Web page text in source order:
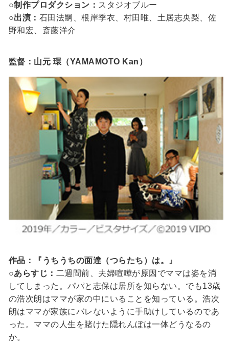
○制作プロダクション： スタジオブルー
○出演： 石田法嗣、根岸季衣、村田唯、土居志央梨、佐
野和宏、斎藤洋介
監督：山元 環（YAMAMOTO Kan）
作品：『うちうちの面達（つらたち）は。』
○あらすじ： 二週間前、夫婦喧嘩が原因でママは姿を消
してしまった。パパと志保は居所を知らない。でも13歳
の浩次朗はママが家の中にいることを知っている。浩次
朗はママが家族にバレないように手助けしているのであ
った。ママの人生を賭けた隠れんぼは一体どうなるの
か。